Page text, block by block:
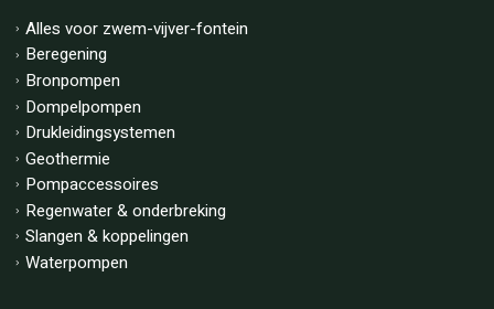
Alles voor zwem-vijver-fontein
Beregening
Bronpompen
Dompelpompen
Drukleidingsystemen
Geothermie
Pompaccessoires
Regenwater & onderbreking
Slangen & koppelingen
Waterpompen